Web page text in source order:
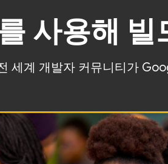
사용해 빌
세계 개발자 커뮤니티가